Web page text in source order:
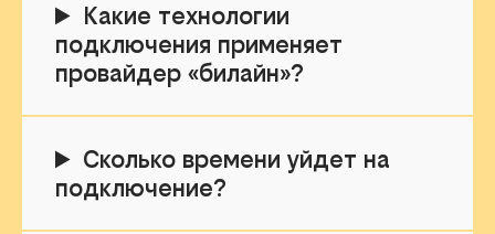
Какие технологии
подключения применяет
провайдер «билайн»?
Сколько времени уйдет на
подключение?